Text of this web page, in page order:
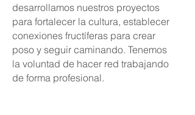
desarrollamos nuestros proyectos
para fortalecer la cultura, establecer
conexiones fructíferas para crear
poso y seguir caminando. Tenemos
la voluntad de hacer red trabajando
de forma profesional.